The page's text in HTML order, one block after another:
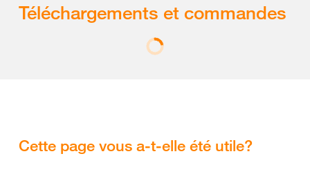
Téléchargements et commandes
Cette page vous a-t-elle été utile?